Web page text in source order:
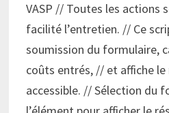
VASP // Toutes les actions
facilité l’entretien. // Ce
soumission du formulaire,
coûts entrés, // et affiche
accessible. // Sélection du